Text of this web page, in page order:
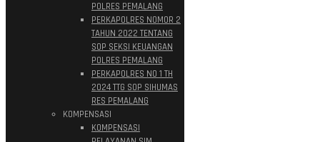
POLRES PEMALANG
PERKAPOLRES NOMOR 2
TAHUN 2022 TENTANG
SOP SEKSI KEUANGAN
POLRES PEMALANG
PERKAPOLRES NO 1 TH
2024 TTG SOP SIHUMAS
RES PEMALANG
KOMPENSASI
KOMPENSASI